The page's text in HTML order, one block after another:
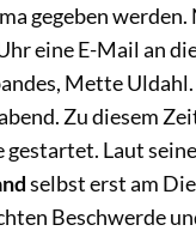
gegeben werden.
eine E-Mail an
Mette
Zu diesem
gestartet. Laut
selbst erst am
Beschwerde